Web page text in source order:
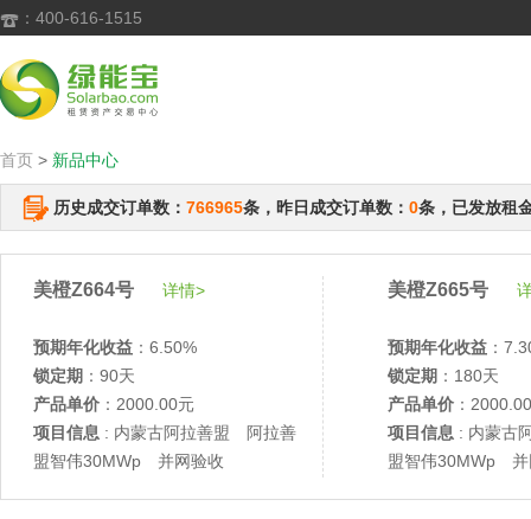
 ：400-616-1515
首页 > 新品中心
历史成交订单数： 766965条，昨日成交订单数： 0条，已发放租
美橙Z664号 详情>
预期年化收益 ：6.50%
锁定期 ：90天
产品单价 ：2000.00元
项目信息 : 内蒙古阿拉善盟 阿拉善
盟智伟30MWp 并网验收
美橙Z665号
预期年化收益 ：
锁定期 ：180天
产品单价 ：
项目信息 : 内蒙古
盟智伟30MWp 并